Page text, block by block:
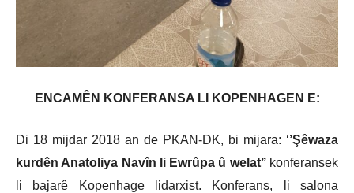
ENCAM ÊN KONFERANSA LI KOPENHAGEN E:
Di 18 mijdar 2018 an de PKAN-DK, bi mijara: ‘’Şêwaza
kurdên Anatoliya Navîn li Ewrûpa û welat’’konferansek
li bajarê Kopenhage
lidarxist. Konferans,
li salona